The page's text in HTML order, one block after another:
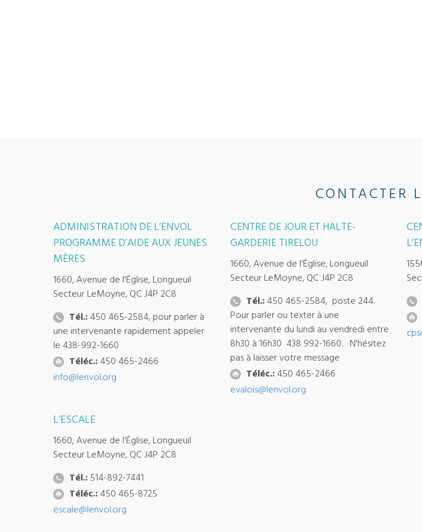
CONTACTER
ADMINISTRATION DE L’ENVOL
PROGRAMME D’AIDE AUX JEUNES
MÈRES
1660, Avenue de l'Église, Longueuil
Secteur LeMoyne, QC J4P 2C8
Tél.: 450 465-2584, pour parler à
une intervenante rapidement appeler
le 438-992-1660
Téléc.: 450 465-2466
info@lenvol.org
CENTRE DE JOUR ET HALTE-
GARDERIE TIRELOU
1660, Avenue de l'Église, Longueuil
Secteur LeMoyne, QC J4P 2C8
Tél.:450 465-2584, poste 244.
Pour parler ou texter à une
intervenante du lundi au vendredi entre
8h30 à 16h30 438 992-1660. N'hésitez
pas à laisser votre message
Téléc.:450 465-2466
evalois@lenvol.org
L’ESCALE
1660, Avenue de l'Église, Longueuil
Secteur LeMoyne, QC J4P 2C8
Tél.: 514-892-7441
Téléc.: 450 465-8725
escale@lenvol.org